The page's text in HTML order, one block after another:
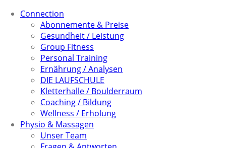
Connection
Abonnemente & Preise
Gesundheit / Leistung
Group Fitness
Personal Training
Ernährung / Analysen
DIE LAUFSCHULE
Kletterhalle / Boulderraum
Coaching / Bildung
Wellness / Erholung
Physio & Massagen
Unser Team